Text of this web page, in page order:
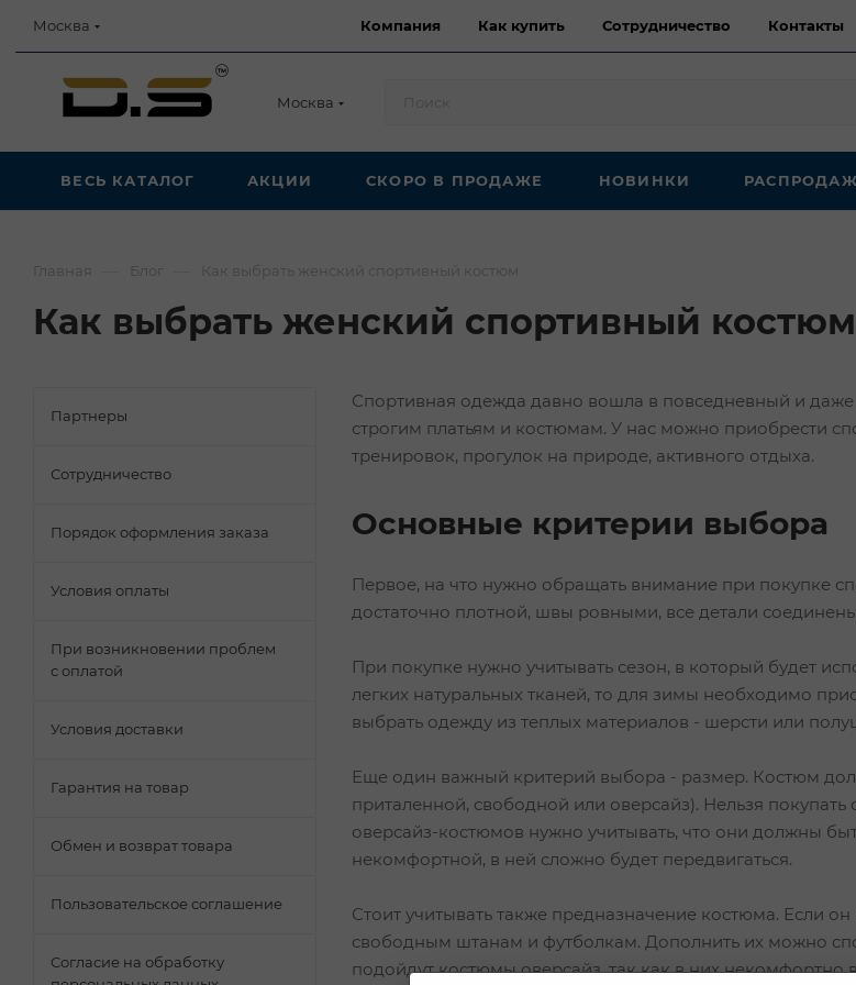
Москва Компания Как купить Сотрудничество Контакты
Москва
ВЕСЬ КАТАЛОГ АКЦИИ СКОРО В ПРОДАЖЕ НОВИНКИ
Главная Блог Как выбрать женский спортивный костюм
Как выбрать женский спортивный костюм
Спортивная одежда давно вошла в повседневный и
строгим платьям и костюмам. У нас можно приобрести
тренировок, прогулок на природе, активного отдыха.
Основные критерии выбора
Первое, на что нужно обращать внимание при покупке
достаточно плотной, швы ровными, все детали
При покупке нужно учитывать сезон, в который будет
легких натуральных тканей, то для зимы необходимо
выбрать одежду из теплых материалов - шерсти или
Еще один важный критерий выбора - размер. Костюм
приталенной, свободной или оверсайз). Нельзя
оверсайз-костюмов нужно учитывать, что они должны
некомфортной, в ней сложно будет передвигаться.
Стоит учитывать также предназначение костюма. Если
свободным штанам и футболкам. Дополнить их можно
подойдут костюмы оверсайз, так как в них
Партнеры
Сотрудничество
Порядок оформления заказа
Условия оплаты
При возникновении проблем
с оплатой
Условия доставки
Гарантия на товар
Обмен и возврат товара
Пользовательское соглашение
Согласие на обработку